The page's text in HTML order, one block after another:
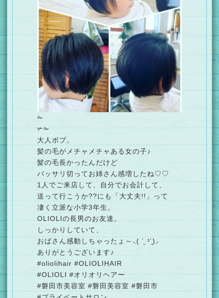
✁︎
✃✁
大人ボブ。
髪の毛がメチャメチャある女の子♪
髪の毛長かったんだけど
バッサリ切ってお姉さん感増したね♡♡
1人でご来店して、自分でお会計して、
送って行こうか??にも「大丈夫!!」って
凄く立派な小学3年生。
OLIOLIの長男のお友達。
しっかりしていて、
おばさん感動しちゃったょ～⸜( ´͈ ᵌˋ͈)⸝
ありがとうございます♪
#oliolihair #OLIOLIHAIR
#OLIOLI #オリオリヘアー
#磐田市美容室 #磐田美容室 #磐田市